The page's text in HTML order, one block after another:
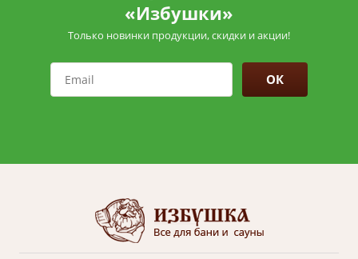
«Избушки»
Только новинки продукции, скидки и акции!
ОК